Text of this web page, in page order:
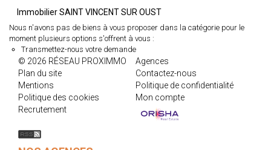
Immobilier SAINT VINCENT SUR OUST
Nous n'avons pas de biens à vous proposer dans la catégorie pour le
moment plusieurs options s'offrent à vous :
Transmettez-nous votre demande
© 2026 RÉSEAU PROXIMMO
Agences
Plan du site
Contactez-nous
Mentions
Politique de confidentialité
Politique des cookies
Mon compte
Recrutement